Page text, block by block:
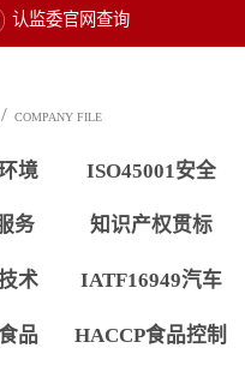
认监委官网查询
/ COMPANY FILE
境 ISO45001安全
务 知识产权贯标
术 IATF16949汽车
品 HACCP食品控制